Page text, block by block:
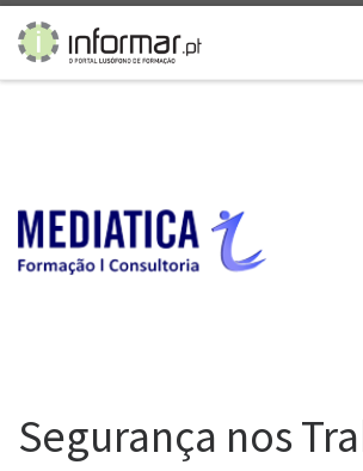
Skip to content
Segurança nos